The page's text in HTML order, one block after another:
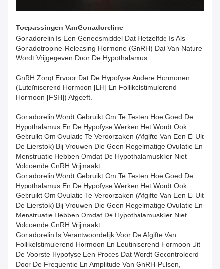
Toepassingen VanGonadoreline
Gonadorelin Is Een Geneesmiddel Dat Hetzelfde Is Als
Gonadotropine-Releasing Hormone (GnRH) Dat Van Nature
Wordt Vrijgegeven Door De Hypothalamus.
GnRH Zorgt Ervoor Dat De Hypofyse Andere Hormonen
(luteïniserend Hormoon [LH] En Follikelstimulerend
Hormoon [FSH]) Afgeeft.
Gonadorelin Wordt Gebruikt Om Te Testen Hoe Goed De
Hypothalamus En De Hypofyse Werken.Het Wordt Ook
Gebruikt Om Ovulatie Te Veroorzaken (afgifte Van Een Ei Uit
De Eierstok) Bij Vrouwen Die Geen Regelmatige Ovulatie En
Menstruatie Hebben Omdat De Hypothalamusklier Niet
Voldoende GnRH Vrijmaakt..
Gonadorelin Wordt Gebruikt Om Te Testen Hoe Goed De
Hypothalamus En De Hypofyse Werken.Het Wordt Ook
Gebruikt Om Ovulatie Te Veroorzaken (afgifte Van Een Ei Uit
De Eierstok) Bij Vrouwen Die Geen Regelmatige Ovulatie En
Menstruatie Hebben Omdat De Hypothalamusklier Niet
Voldoende GnRH Vrijmaakt..
Gonadorelin Is Verantwoordelijk Voor De Afgifte Van
Follikelstimulerend Hormoon En Leutiniserend Hormoon Uit
De Voorste Hypofyse.een Proces Dat Wordt Gecontroleerd
Door De Frequentie En Amplitude Van GnRH-Pulsen,